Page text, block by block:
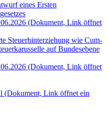
eines Ersten
(Dokument, Link öffnet
Steuerhinterziehung wie Cum-
auf Bundesebene
(Dokument, Link öffnet
(Dokument, Link öffnet ein